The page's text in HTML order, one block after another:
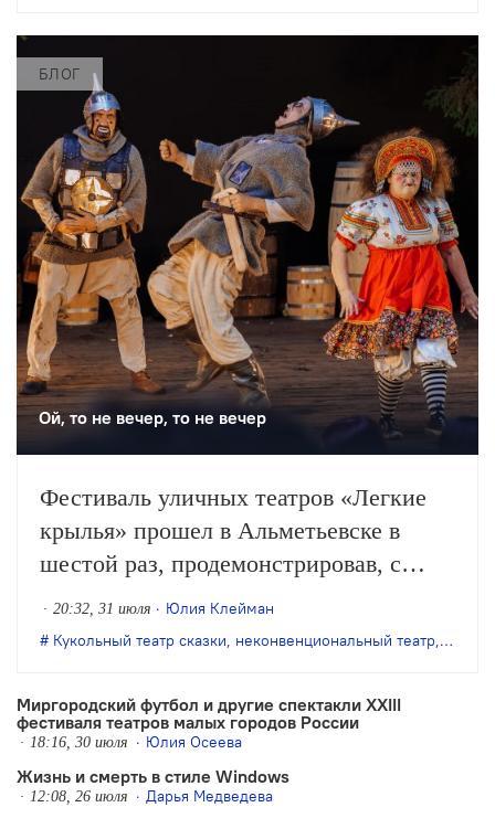
деятельность – феноменом
постоянного обновления сценического
искусства. Елена Лебедева вспоминает
главные события в истории этого
театра.
БЛОГ
Ой, то не вечер, то не вечер
Фестиваль уличных театров «Легкие
крылья» прошел в Альметьевске в
шестой раз, продемонстрировав, с
одной стороны, особое качество
выращенной фестивалем аудитории, с
тренды.
20:32, 31 июля
Юлия Клейман
Кукольный театр сказки, неконвенциональный театр, театр
Миргородский футбол и другие спектакли XXIII
фестиваля театров малых городов России
18:16, 30 июля Юлия Осеева
Жизнь и смерть в стиле Windows
12:08, 26 июля Дарья Медведева